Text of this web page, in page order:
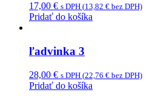
17,00 € s DPH (13,82 € bez DPH)
Pridať do košíka
ľadvinka 3
28,00 € s DPH (22,76 € bez DPH)
Pridať do košíka